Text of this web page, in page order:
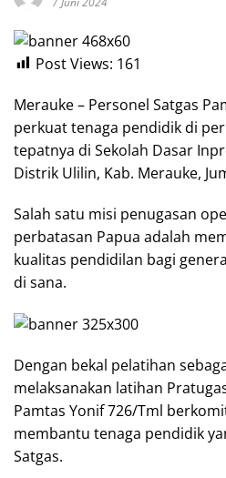
Post Views: 161
Merauke – Personel Satgas
perkuat tenaga pendidik di
tepatnya di Sekolah Dasar
Distrik Ulilin, Kab. Merauke,
Salah satu misi penugasan
perbatasan Papua adalah
kualitas pendidilan bagi
di sana.
Dengan bekal pelatihan
melaksanakan latihan
Pamtas Yonif 726/Tml
membantu tenaga pendidik
Satgas.